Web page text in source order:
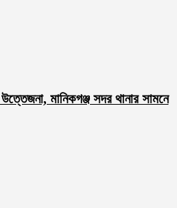
মানিকগঞ্জ সদর থানার সামনে